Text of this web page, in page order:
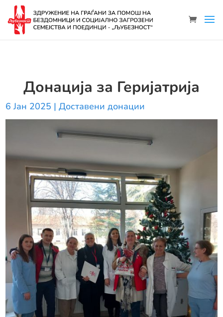
Донација за Геријатрија
6 Јан 2025 |Доставени донации